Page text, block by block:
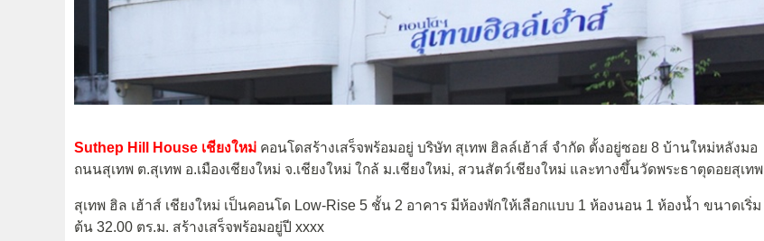
Suthep Hill House เชียงใหม่ คอนโดสร้างเสร็จพร้อมอยู่ บริษัท สุเทพ ฮิลล์เฮ้าส์ จำกัด ตั้งอยู่ซอย 8 บ้านใหม่หลังมอ
ถนนสุเทพ ต.สุเทพ อ.เมืองเชียงใหม่ จ.เชียงใหม่ ใกล้ ม.เชียงใหม่, สวนสัตว์เชียงใหม่ และทางขึ้นวัดพระธาตุดอยสุเทพ
สุเทพ ฮิล เฮ้าส์ เชียงใหม่ เป็นคอนโด Low-Rise 5 ชั้น 2 อาคาร มีห้องพักให้เลือกแบบ 1 ห้องนอน 1 ห้องน้ำ ขนาดเริ่ม
ต้น 32.00 ตร.ม. สร้างเสร็จพร้อมอยู่ปี xxxx